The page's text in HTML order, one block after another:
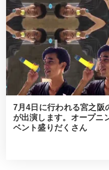
7月4日に行われる宮之阪
が出演します。オープニ
ベント盛りだくさん